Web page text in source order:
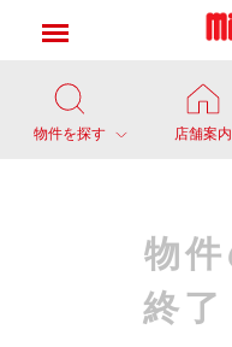
物件を探す 店舗案内
物
終